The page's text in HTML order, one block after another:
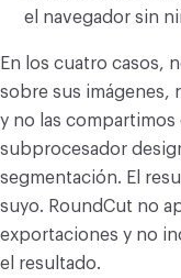
el navegador sin
En los cuatro casos,
sobre sus imágenes,
y no las compartimos
subprocesador
segmentación. El
suyo. RoundCut no
exportaciones y no
el resultado.